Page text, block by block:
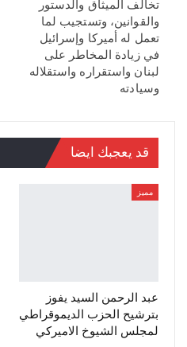
تخالف الميثاق والدستور
والقوانين، وتستجيب لما
تعمل له أميركا وإسرائيل
في زيادة المخاطر على
لبنان واستقراره واستقلاله
وسيادته
قد يعجبك ايضا
مميز
عبد الرحمن السيد يفوز
بترشيح الحزب الديموقراطي
لمجلس الشيوخ الاميركي